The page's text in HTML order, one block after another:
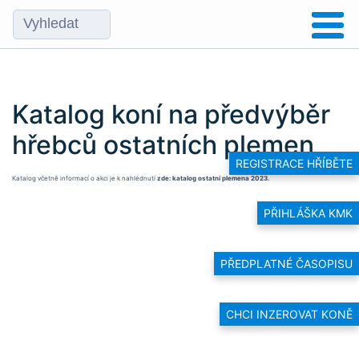
REGISTRACE HŘÍBĚTE
PŘIHLÁŠKA KMK
PŘEDPLATNÉ ČASOPISU
CHCI INZEROVAT KONĚ
Katalog koní na předvýběr
hřebců ostatních plemen
Katalog včetně informací o akci je k nahlédnutí zde: katalog ostatní plemena 2023.